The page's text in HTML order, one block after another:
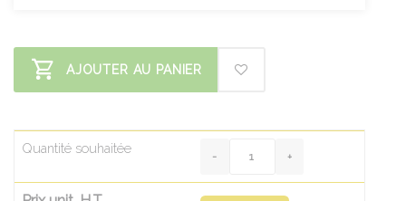
AJOUTER AU PANIER
Quantité souhaitée